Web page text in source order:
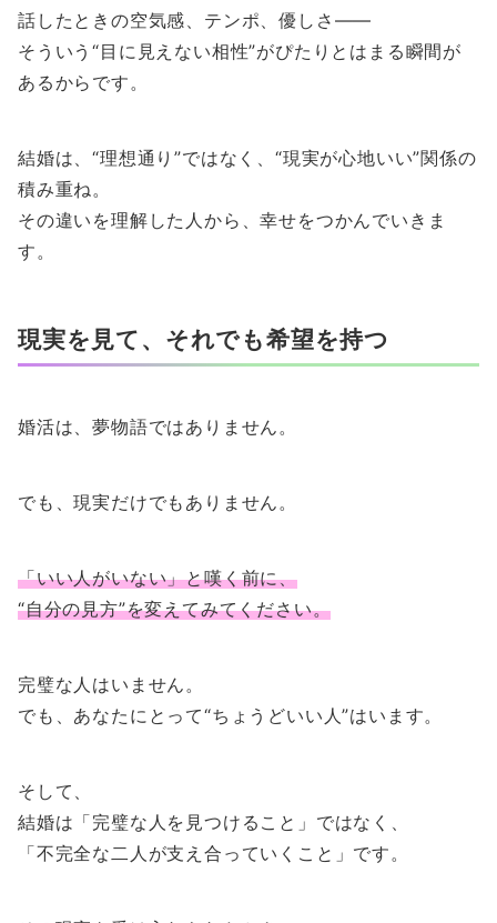
話したときの空気感、テンポ、優しさ――
そういう“目に見えない相性”がぴたりとはまる瞬間が
あるからです。
結婚は、“理想通り”ではなく、“現実が心地いい”関係の
積み重ね。
その違いを理解した人から、幸せをつかんでいきま
す。
現実を見て、それでも希望を持つ
婚活は、夢物語ではありません。
でも、現実だけでもありません。
「いい人がいない」と嘆く前に、
“自分の見方”を変えてみてください。
完璧な人はいません。
でも、あなたにとって“ちょうどいい人”はいます。
そして、
結婚は「完璧な人を見つけること」ではなく、
「不完全な二人が支え合っていくこと」です。